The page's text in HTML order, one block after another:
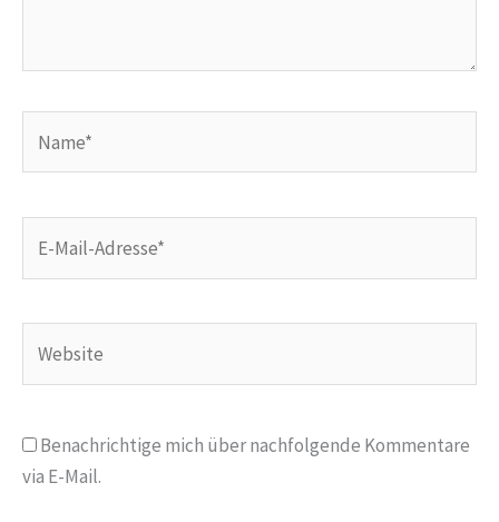
Mail-
Benachrichtige mich über nachfolgende Kommentare
via E-Mail.